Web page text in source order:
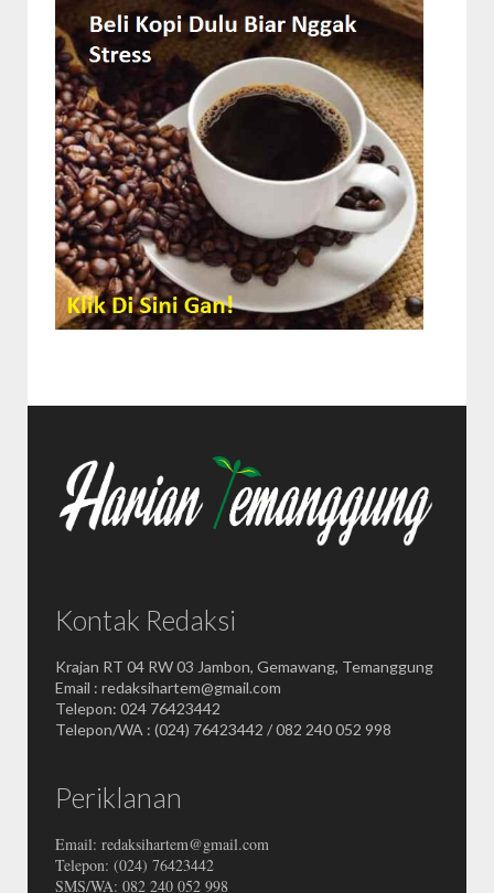
Kontak Redaksi
Krajan RT 04 RW 03 Jambon, Gemawang, Temanggung
Email : redaksihartem@gmail.com
Telepon: 024 76423442
Telepon/WA : (024) 76423442 / 082 240 052 998
Periklanan
Email: redaksihartem@gmail.com
Telepon: (024) 76423442
SMS/WA: 082 240 052 998